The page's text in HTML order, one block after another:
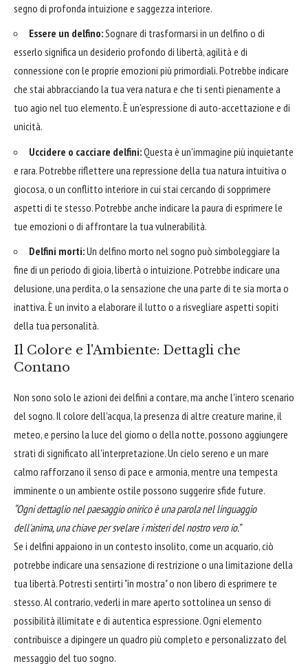
segno di profonda intuizione e saggezza interiore.
Essere un delfino:Sognare di trasformarsi in un delfino o di
esserlo significa un desiderio profondo di libertà, agilità e di
connessione con le proprie emozioni più primordiali. Potrebbe indicare
che stai abbracciando la tua vera natura e che ti senti pienamente a
tuo agio nel tuo elemento. È un'espressione di auto-accettazione e di
unicità.
Uccidere o cacciare delfini:Questa è un'immagine più inquietante
e rara. Potrebbe riflettere una repressione della tua natura intuitiva o
giocosa, o un conflitto interiore in cui stai cercando di sopprimere
aspetti di te stesso. Potrebbe anche indicare la paura di esprimere le
tue emozioni o di affrontare la tua vulnerabilità.
Delfini morti:Un delfino morto nel sogno può simboleggiare la
fine di un periodo di gioia, libertà o intuizione. Potrebbe indicare una
delusione, una perdita, o la sensazione che una parte di te sia morta o
inattiva. È un invito a elaborare il lutto o a risvegliare aspetti sopiti
della tua personalità.
Il Colore e l'Ambiente: Dettagli che
Contano
Non sono solo le azioni dei delfini a contare, ma anche l'intero scenario
del sogno. Il colore dell'acqua, la presenza di altre creature marine, il
meteo, e persino la luce del giorno o della notte, possono aggiungere
strati di significato all'interpretazione. Un cielo sereno e un mare
calmo rafforzano il senso di pace e armonia, mentre una tempesta
imminente o un ambiente ostile possono suggerire sfide future.
“Ogni dettaglio nel paesaggio onirico è una parola nel linguaggio
dell'anima, una chiave per svelare i misteri del nostro vero io.”
Se i delfini appaiono in un contesto insolito, come un acquario, ciò
potrebbe indicare una sensazione di restrizione o una limitazione della
tua libertà. Potresti sentirti "in mostra" o non libero di esprimere te
stesso. Al contrario, vederli in mare aperto sottolinea un senso di
possibilità illimitate e di autentica espressione. Ogni elemento
contribuisce a dipingere un quadro più completo e personalizzato del
messaggio del tuo sogno.